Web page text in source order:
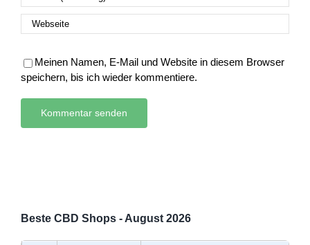
Meinen Namen, E-Mail und Website in diesem Browser
speichern, bis ich wieder kommentiere.
Beste CBD Shops - August 2026